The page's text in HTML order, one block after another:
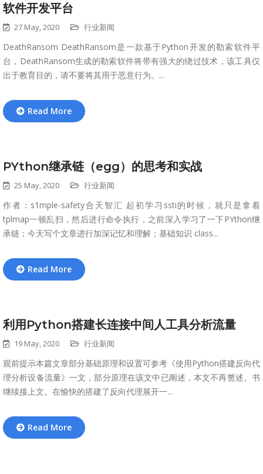
软件开发平台
27 May, 2020 行业新闻
DeathRansom DeathRansom是一款基于Python开发的勒索软件平
台，DeathRansom生成的勒索软件将带有强大的绕过技术，该工具仅
出于教育目的，请不要将其用于恶意行为。...
Read More
PYthon继承链（egg）的思考和实战
25 May, 2020 行业新闻
作者：s1mple-safety合天智汇​ 起初学习ssti的时候，就只是拿着
tplmap一顿乱扫，然后进行命令执行，之前深入学习了一下PYthon继
承链；今天写个文章进行加深记忆和理解；基础知识 class...
Read More
利用Python搭建长连接中间人工具分析流量
19 May, 2020 行业新闻
观前提示本篇文章部分基础原理和设置可参考《使用Python搭建反向代
理分析设备流量》一文，部分原理在该文中已阐述，本文不再赘述。书
继续接上文。在愉快的搭建了反向代理展开一...
Read More